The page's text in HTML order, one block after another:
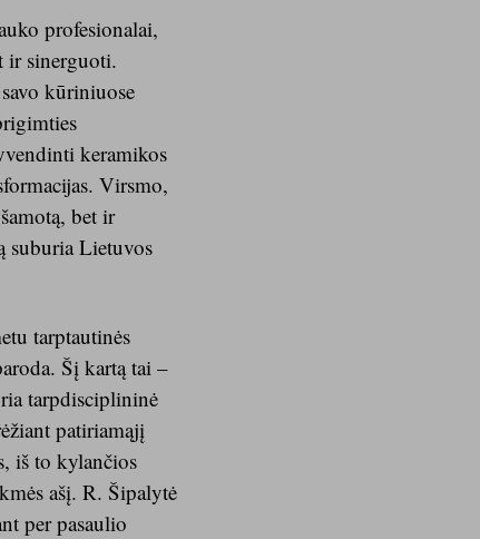
profesionalai,
ir sinerguoti.
kūriniuose
keramikos
Virsmo,
bet ir
suburia Lietuvos
tarptautinės
Šį kartą tai –
tarpdisciplininė
patiriamąjį
iš to kylančios
ašį. R. Šipalytė
per pasaulio